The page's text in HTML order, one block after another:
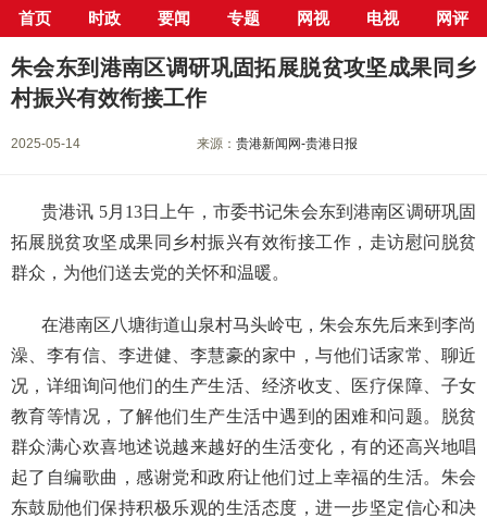
首页 时政 要闻 专题 网视 电视 网评
当前位置： 首页> 新闻中心> 要闻> 正文
朱会东到港南区调研巩固拓展脱贫攻坚成果同乡
村振兴有效衔接工作
2025-05-14 来源：贵港新闻网-贵港日报
贵港讯 5月13日上午，市委书记朱会东到港南区调研巩固
拓展脱贫攻坚成果同乡村振兴有效衔接工作，走访慰问脱贫
群众，为他们送去党的关怀和温暖。
在港南区八塘街道山泉村马头岭屯，朱会东先后来到李尚
澡、李有信、李进健、李慧豪的家中，与他们话家常、聊近
况，详细询问他们的生产生活、经济收支、医疗保障、子女
教育等情况，了解他们生产生活中遇到的困难和问题。脱贫
群众满心欢喜地述说越来越好的生活变化，有的还高兴地唱
起了自编歌曲，感谢党和政府让他们过上幸福的生活。朱会
东鼓励他们保持积极乐观的生活态度，进一步坚定信心和决